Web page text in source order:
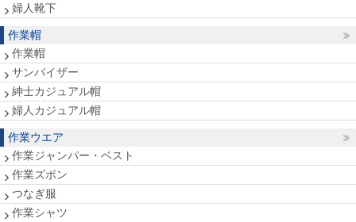
婦人靴下
作業帽
作業帽
サンバイザー
紳士カジュアル帽
婦人カジュアル帽
作業ウエア
作業ジャンパー・ベスト
作業ズボン
つなぎ服
作業シャツ